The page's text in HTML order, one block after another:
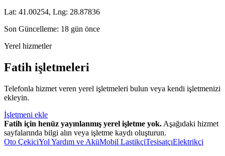
Lat: 41.00254, Lng: 28.87836
Son Güncelleme: 18 gün önce
Yerel hizmetler
Fatih işletmeleri
Telefonla hizmet veren yerel işletmeleri bulun veya kendi işletmenizi
ekleyin.
İşletmeni ekle
Fatih için henüz yayınlanmış yerel işletme yok. Aşağıdaki hizmet
sayfalarında bilgi alın veya işletme kaydı oluşturun.
Oto ÇekiciYol Yardım ve AküMobil LastikçiTesisatçıElektrikçi